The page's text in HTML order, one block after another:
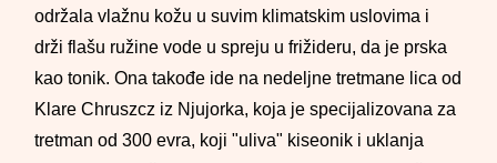
održala vlažnu kožu u suvim klimatskim uslovima i
drži flašu ružine vode u spreju u frižideru, da je prska
kao tonik. Ona takođe ide na nedeljne tretmane lica od
Klare Chruszcz iz Njujorka, koja je specijalizovana za
tretman od 300 evra, koji "uliva" kiseonik i uklanja